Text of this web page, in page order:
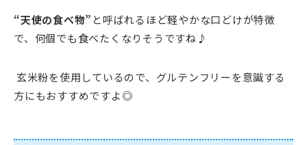
“天使の食べ物” と呼ばれるほど軽やかな口どけが特徴
で、何個でも食べたくなりそうですね♪
玄米粉を使用しているので、グルテンフリーを意識する
方にもおすすめですよ◎